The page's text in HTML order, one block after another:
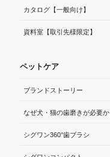
カタログ【一般向け】
資料室【取引先様限定】
ペットケア
ブランドストーリー
なぜ犬・猫の歯磨きが必要か
シグワン360°歯ブラシ